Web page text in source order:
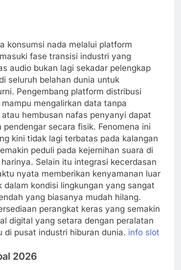
konsumsi nada melalui platform
fase transisi industri yang
audio bukan lagi sekadar pelengkap
seluruh belahan dunia untuk
Pengembang platform distribusi
mengalirkan data tanpa
hembusan nafas penyanyi dapat
secara fisik. Fenomena ini
kini tidak lagi terbatas pada kalangan
peduli pada kejernihan suara di
Selain itu integrasi kecerdasan
nyata memberikan kenyamanan luar
kondisi lingkungan yang sangat
yang biasanya mudah hilang.
perangkat keras yang semakin
digital yang setara dengan peralatan
di pusat industri hiburan dunia. info slot
2026